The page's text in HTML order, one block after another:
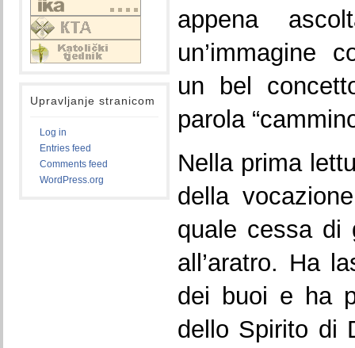
Upravljanje stranicom
Log in
Entries feed
Comments feed
WordPress.org
appena
un’immagine
un bel
parola
Nella prima
della
quale cessa di
all’aratro. Ha
dei buoi e ha
dello Spirito di